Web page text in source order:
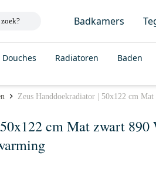
Badkamers
Douches Radiatoren Baden
Zeus Handdoekradiator | 50x122 cm
cm Mat zwart 890